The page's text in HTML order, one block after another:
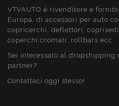
VTVAUTO è rivenditore e
Europa, di accessori per auto
copricerchi, deflettori,
coperchi cromati, rollbars ecc.
Sei interessato al dropshipping
partner?
Contattaci oggi stesso!
Targeting
Strettamente necessari